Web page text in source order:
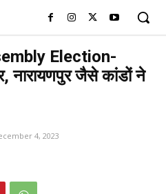
Election-
नारायणपुर जैसे कांडों ने
4, 2023